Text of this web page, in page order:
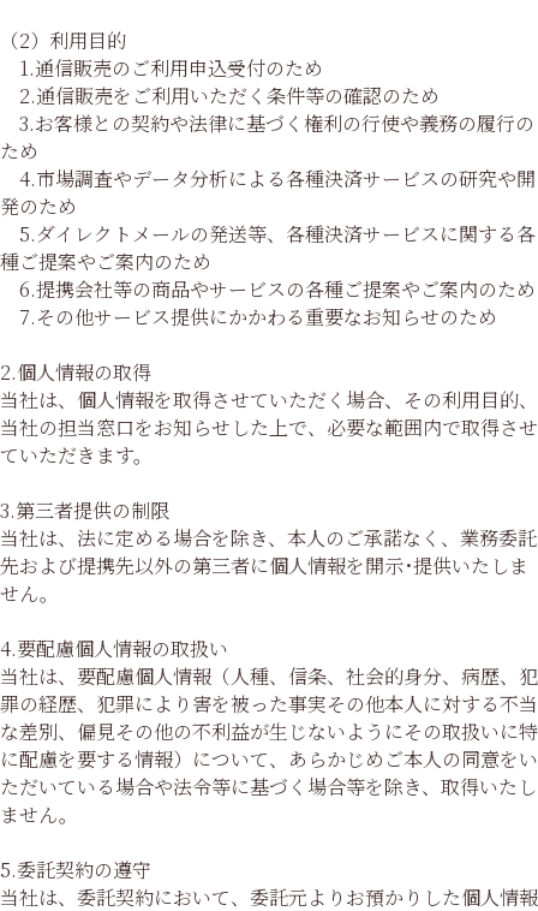
（2）利用目的
1.通信販売のご利用申込受付のため
2.通信販売をご利用いただく条件等の確認のため
3.お客様との契約や法律に基づく権利の行使や義務の履行の
ため
4.市場調査やデータ分析による各種決済サービスの研究や開
発のため
5.ダイレクトメールの発送等、各種決済サービスに関する各
種ご提案やご案内のため
6.提携会社等の商品やサービスの各種ご提案やご案内のため
7.その他サービス提供にかかわる重要なお知らせのため
2.個人情報の取得
当社は、個人情報を取得させていただく場合、その利用目的、
当社の担当窓口をお知らせした上で、必要な範囲内で取得させ
ていただきます。
3.第三者提供の制限
当社は、法に定める場合を除き、本人のご承諾なく、業務委託
先および提携先以外の第三者に個人情報を開示･提供いたしま
せん。
4.要配慮個人情報の取扱い
当社は、要配慮個人情報（人種、信条、社会的身分、病歴、犯
罪の経歴、犯罪により害を被った事実その他本人に対する不当
な差別、偏見その他の不利益が生じないようにその取扱いに特
に配慮を要する情報）について、あらかじめご本人の同意をい
ただいている場合や法令等に基づく場合等を除き、取得いたし
ません。
5.委託契約の遵守
当社は、委託契約において、委託元よりお預かりした個人情報